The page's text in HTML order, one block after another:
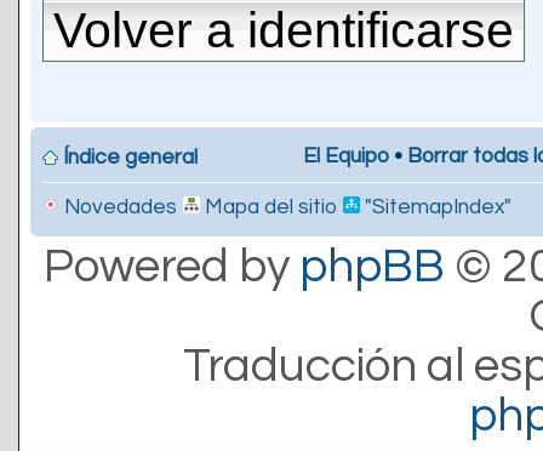
Volver a identificarse
Índice general El Equipo • Borrar todas
Novedades Mapa del sitio "SitemapIndex"
Powered by phpBB ©
Traducción al